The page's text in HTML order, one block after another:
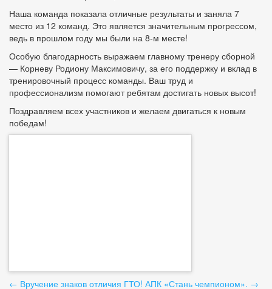
Наша команда показала отличные результаты и заняла 7
место из 12 команд. Это является значительным прогрессом,
ведь в прошлом году мы были на 8-м месте!
Особую благодарность выражаем главному тренеру сборной
— Корневу Родиону Максимовичу, за его поддержку и вклад в
тренировочный процесс команды. Ваш труд и
профессионализм помогают ребятам достигать новых высот!
Поздравляем всех участников и желаем двигаться к новым
победам!
← Вручение знаков отличия ГТО! АПК «Стань чемпионом». →